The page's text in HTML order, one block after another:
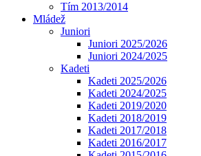
Tím 2013/2014
Mládež
Juniori
Juniori 2025/2026
Juniori 2024/2025
Kadeti
Kadeti 2025/2026
Kadeti 2024/2025
Kadeti 2019/2020
Kadeti 2018/2019
Kadeti 2017/2018
Kadeti 2016/2017